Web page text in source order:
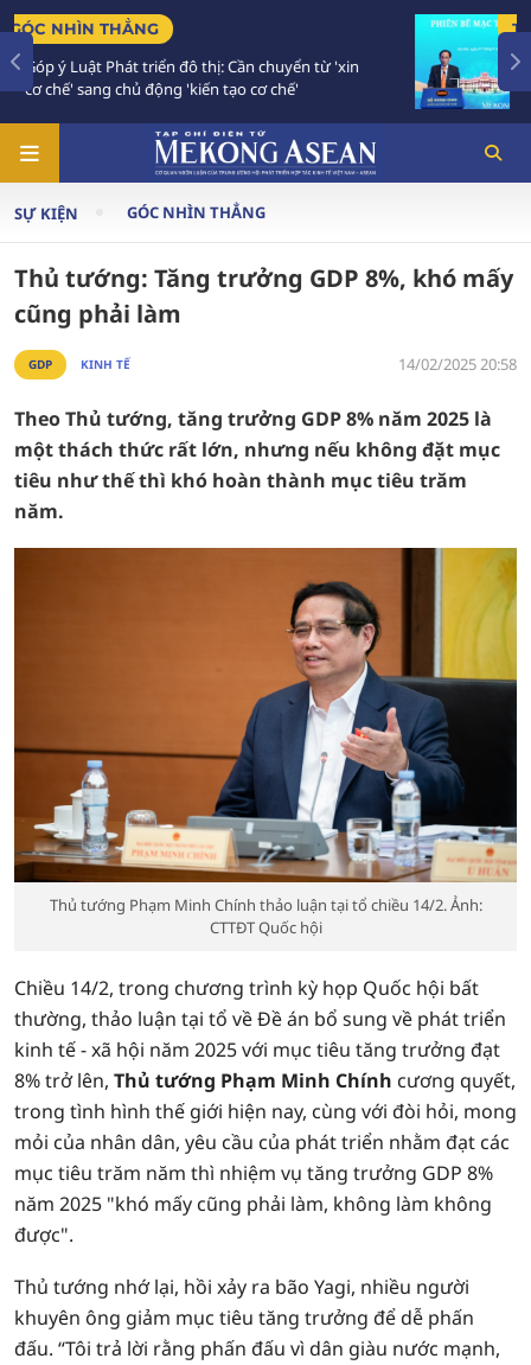
'xin
Bế mạc Hội nghị Ngoại giao 33: Đối ngoại
vào giai đoạn hành động mới
SỰ KIỆN GÓC NHÌN THẲNG
Thủ tướng: Tăng trưởng GDP 8%, khó mấy
cũng phải làm
GDP KINH TẾ 14/02/2025 20:58
Theo Thủ tướng, tăng trưởng GDP 8% năm 2025 là
một thách thức rất lớn, nhưng nếu không đặt mục
tiêu như thế thì khó hoàn thành mục tiêu trăm
năm.
Thủ tướng Phạm Minh Chính thảo luận tại tổ chiều 14/2. Ảnh:
CTTĐT Quốc hội
Chiều 14/2, trong chương trình kỳ họp Quốc hội bất
thường, thảo luận tại tổ về Đề án bổ sung về phát triển
kinh tế - xã hội năm 2025 với mục tiêu tăng trưởng đạt
8% trở lên, Thủ tướng Phạm Minh Chính cương quyết,
trong tình hình thế giới hiện nay, cùng với đòi hỏi, mong
mỏi của nhân dân, yêu cầu của phát triển nhằm đạt các
mục tiêu trăm năm thì nhiệm vụ tăng trưởng GDP 8%
năm 2025 "khó mấy cũng phải làm, không làm không
được".
Thủ tướng nhớ lại, hồi xảy ra bão Yagi, nhiều người
khuyên ông giảm mục tiêu tăng trưởng để dễ phấn
đấu. “Tôi trả lời rằng phấn đấu vì dân giàu nước mạnh,